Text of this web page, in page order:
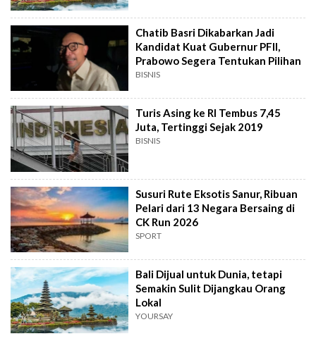
Chatib Basri Dikabarkan Jadi
Kandidat Kuat Gubernur PFII,
Prabowo Segera Tentukan Pilihan
BISNIS
Turis Asing ke RI Tembus 7,45
Juta, Tertinggi Sejak 2019
BISNIS
Susuri Rute Eksotis Sanur, Ribuan
Pelari dari 13 Negara Bersaing di
CK Run 2026
SPORT
Bali Dijual untuk Dunia, tetapi
Semakin Sulit Dijangkau Orang
Lokal
YOURSAY